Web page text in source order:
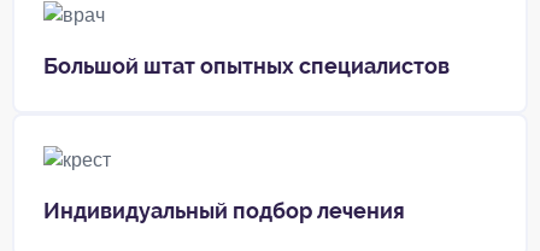
Большой штат опытных специалистов
Индивидуальный подбор лечения